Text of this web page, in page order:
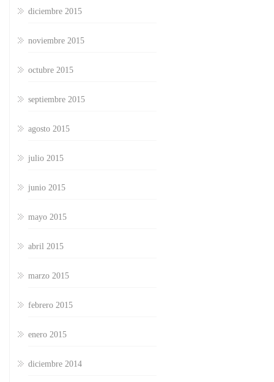
diciembre 2015
noviembre 2015
octubre 2015
septiembre 2015
agosto 2015
julio 2015
junio 2015
mayo 2015
abril 2015
marzo 2015
febrero 2015
enero 2015
diciembre 2014